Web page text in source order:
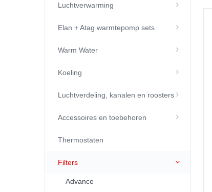
Luchtverwarming
Elan + Atag warmtepomp sets
Warm Water
Koeling
Luchtverdeling, kanalen en roosters
Accessoires en toebehoren
Thermostaten
Filters
Advance